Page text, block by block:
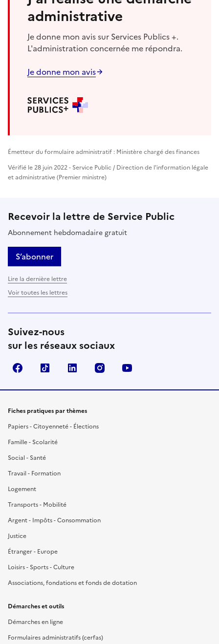
administrative
Je donne mon avis sur Services Publics +.
L'administration concernée me répondra.
Je donne mon avis
Émetteur du formulaire administratif : Ministère chargé des finances
Vérifié le 28 juin 2022 - Service Public / Direction de l'information légale
et administrative (Premier ministre)
Recevoir la lettre de Service Public
Abonnement hebdomadaire gratuit
S’abonner
Lire la dernière lettre
Voir toutes les lettres
Suivez-nous
sur les réseaux sociaux
FacebookTikTok LinkedIn Instagram
Fiches pratiques par thèmes
Papiers - Citoyenneté - Élections
Famille - Scolarité
Social - Santé
Travail - Formation
Logement
Transports - Mobilité
Argent - Impôts - Consommation
Justice
Étranger - Europe
Loisirs - Sports - Culture
Associations, fondations et fonds de dotation
Démarches et outils
Démarches en ligne
Formulaires administratifs (cerfas)